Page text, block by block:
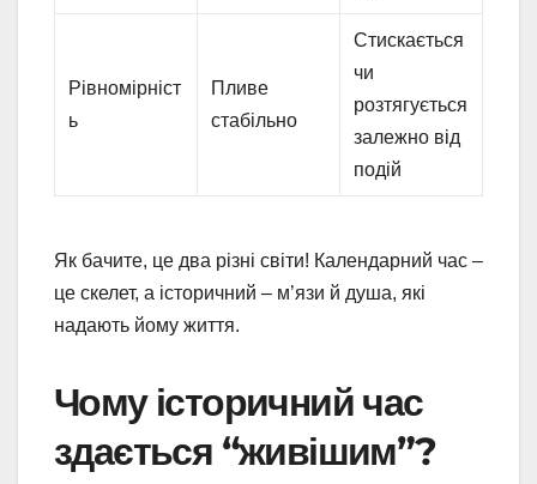
Рівномірніст
ь
Пливе
стабільно
Стискається
чи
розтягується
залежно від
подій
Як бачите, це два різні світи! Календарний час –
це скелет, а історичний – м’язи й душа, які
надають йому життя.
Чому історичний час
здається “живішим”?